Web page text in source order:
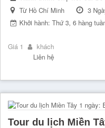
Từ Hồ Chí Minh
3
Khởi hành: Thứ 3, 6 hàng
Giá 1
khách
Liên hệ
Tour du lịch Miền